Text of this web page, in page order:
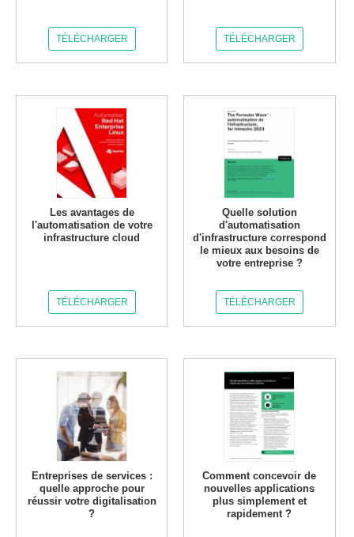
TÉLÉCHARGER TÉLÉCHARGER
Les avantages de
l'automatisation de votre
infrastructure cloud
TÉLÉCHARGER
Quelle solution
d'automatisation
d'infrastructure correspond
le mieux aux besoins de
votre entreprise ?
TÉLÉCHARGER
Entreprises de services :
quelle approche pour
réussir votre digitalisation
?
Comment concevoir de
nouvelles applications
plus simplement et
rapidement ?